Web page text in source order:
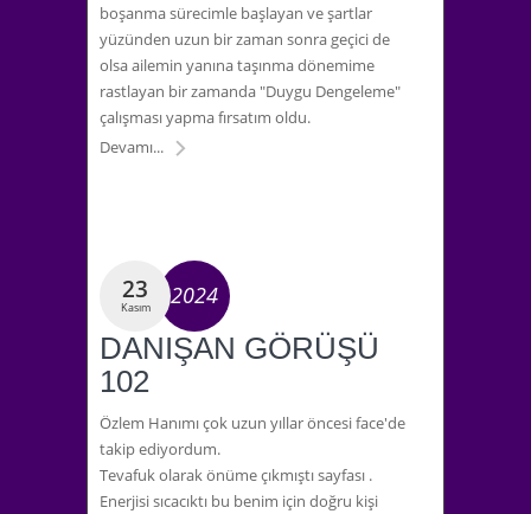
boşanma sürecimle başlayan ve şartlar
yüzünden uzun bir zaman sonra geçici de
olsa ailemin yanına taşınma dönemime
rastlayan bir zamanda "Duygu Dengeleme"
çalışması yapma fırsatım oldu.
Devamı...
23
Kasım 2024
DANIŞAN GÖRÜŞÜ
102
Özlem Hanımı çok uzun yıllar öncesi face'de
takip ediyordum.
Tevafuk olarak önüme çıkmıştı sayfası .
Enerjisi sıcacıktı bu benim için doğru kişi